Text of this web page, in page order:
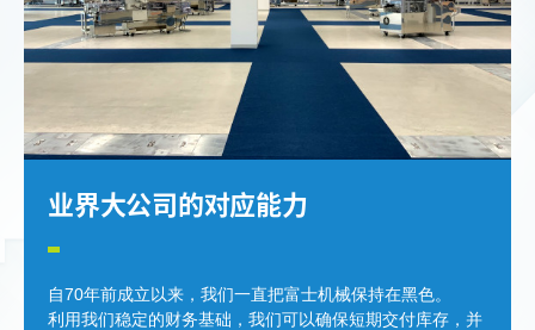
业界大公司的对应能力
自70年前成立以来，我们一直把富士机械保持在黑色。
利用我们稳定的财务基础，我们可以确保短期交付库存，并